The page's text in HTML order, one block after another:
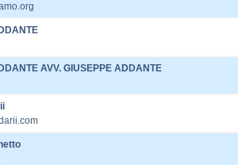
AVV. GIUSEPPE ADDANTE